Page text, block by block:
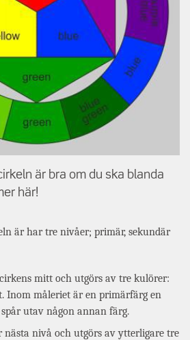
är bra om du ska blanda
här!
är har tre nivåer; primär, sekundär
mitt och utgörs av tre kulörer:
Inom måleriet är en primärfärg en
utav någon annan färg.
nästa nivå och utgörs av ytterligare tre